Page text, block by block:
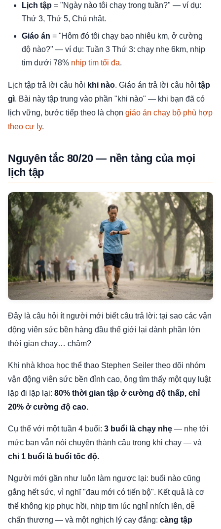
Lịch tập = "Ngày nào tôi chạy trong tuần?" — ví dụ:
Thứ 3, Thứ 5, Chủ nhật.
Giáo án = "Hôm đó tôi chạy bao nhiêu km, ở cường
độ nào?" — ví dụ: Tuần 3 Thứ 3: chạy nhẹ 6km, nhịp
tim dưới 78% nhịp tim tối đa.
Lịch tập trả lời câu hỏi khi nào. Giáo án trả lời câu hỏi tập
gì. Bài này tập trung vào phần "khi nào" — khi bạn đã có
lịch vững, bước tiếp theo là chọn giáo án chạy bộ phù hợp
theo cự ly.
Nguyên tắc 80/20 — nền tảng của mọi
lịch tập
Đây là câu hỏi ít người mới biết câu trả lời: tại sao các vận
động viên sức bền hàng đầu thế giới lại dành phần lớn
thời gian chạy… chậm?
Khi nhà khoa học thể thao Stephen Seiler theo dõi nhóm
vận động viên sức bền đỉnh cao, ông tìm thấy một quy luật
lặp đi lặp lại: 80% thời gian tập ở cường độ thấp, chỉ
20% ở cường độ cao.
Cụ thể với một tuần 4 buổi: 3 buổi là chạy nhẹ — nhẹ tới
mức bạn vẫn nói chuyện thành câu trong khi chạy — và
chỉ 1 buổi là buổi tốc độ.
Người mới gần như luôn làm ngược lại: buổi nào cũng
gắng hết sức, vì nghĩ "đau mới có tiến bộ". Kết quả là cơ
thể không kịp phục hồi, nhịp tim lúc nghỉ nhích lên, dễ
chấn thương — và một nghịch lý cay đắng: càng tập